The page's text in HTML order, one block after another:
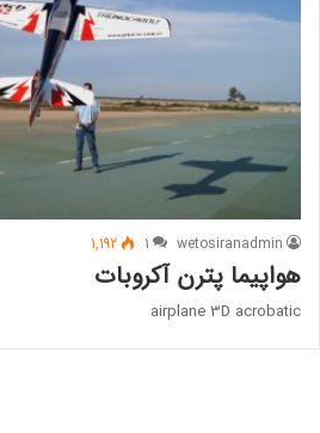
wetosiranadmin
1
1,192
هواپیما پترن آکروبات
airplane 3D acrobatic